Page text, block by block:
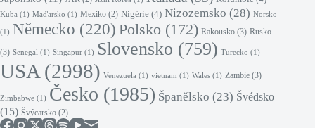
Kuba (1) Maďarsko (1) Mexiko (2) Nigérie (4) Nizozemsko (28) Norsko
(1) Německo (220) Polsko (172) Rakousko (3) Rusko
(3) Senegal (1) Singapur (1) Slovensko (759) Turecko (1)
USA (2998) Venezuela (1) vietnam (1) Wales (1) Zambie (3)
Zimbabwe (1) Česko (1985) Španělsko (23) Švédsko
(15) Švýcarsko (2)